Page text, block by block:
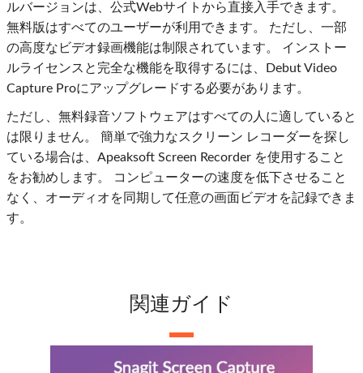
ルバージョンは、公式Webサイトから直接入手できます。
無料版はすべてのユーザーが利用できます。 ただし、一部
の高度なビデオ録画機能は制限されています。 インストー
ルライセンスと完全な機能を取得するには、Debut Video
Capture Proにアップグレードする必要があります。
ただし、無料録音ソフトウェアはすべての人に適していると
は限りません。 簡単で強力なスクリーン レコーダーを探し
ている場合は、Apeaksoft Screen Recorder を使用すること
をお勧めします。 コンピューターの速度を低下させること
なく、オーディオを同期して任意の画面ビデオを記録できま
す。
関連ガイド